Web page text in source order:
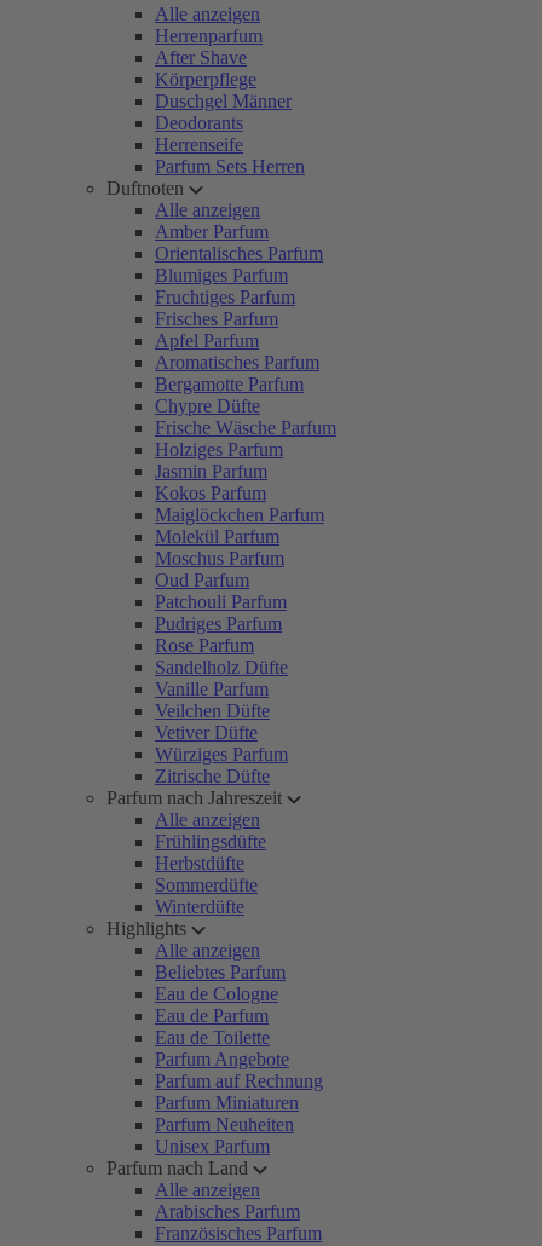
Alle anzeigen
Herrenparfum
After Shave
Körperpflege
Duschgel Männer
Deodorants
Herrenseife
Parfum Sets Herren
Duftnoten
Alle anzeigen
Amber Parfum
Orientalisches Parfum
Blumiges Parfum
Fruchtiges Parfum
Frisches Parfum
Apfel Parfum
Aromatisches Parfum
Bergamotte Parfum
Chypre Düfte
Frische Wäsche Parfum
Holziges Parfum
Jasmin Parfum
Kokos Parfum
Maiglöckchen Parfum
Molekül Parfum
Moschus Parfum
Oud Parfum
Patchouli Parfum
Pudriges Parfum
Rose Parfum
Sandelholz Düfte
Vanille Parfum
Veilchen Düfte
Vetiver Düfte
Würziges Parfum
Zitrische Düfte
Parfum nach Jahreszeit
Alle anzeigen
Frühlingsdüfte
Herbstdüfte
Sommerdüfte
Winterdüfte
Highlights
Alle anzeigen
Beliebtes Parfum
Eau de Cologne
Eau de Parfum
Eau de Toilette
Parfum Angebote
Parfum auf Rechnung
Parfum Miniaturen
Parfum Neuheiten
Unisex Parfum
Parfum nach Land
Alle anzeigen
Arabisches Parfum
Französisches Parfum